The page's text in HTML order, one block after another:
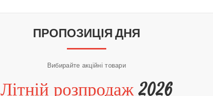
ПРОПОЗИЦІЯ ДНЯ
Вибирайте акційні товари